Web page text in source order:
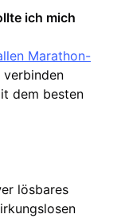
ich mich
Marathon-
verbinden
dem besten
lösbares